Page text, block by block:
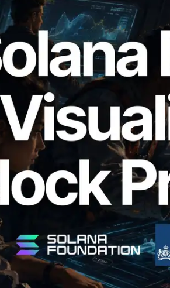
釋出 Solana Block
為單位視覺化區塊生
證者